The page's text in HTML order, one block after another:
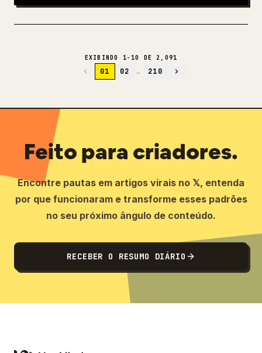
EXIBINDO 1-10 DE 2,091
01 02 … 210
Feito para criadores.
Encontre pautas em artigos virais no 𝕏, entenda
por que funcionaram e transforme esses padrões
no seu próximo ângulo de conteúdo.
RECEBER O RESUMO DIÁRIO